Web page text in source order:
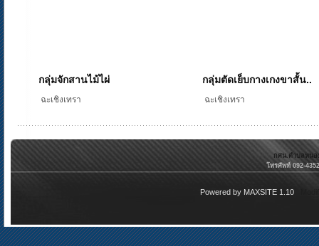
กลุ่มจักสานไม้ไผ่
ฉะเชิงเทรา
กลุ่มตัดเย็บกางเกงขาสั้น..
ฉะเชิงเทรา
กศน.ตำบลหนอ
โทรศัพท์ 092-
Powered by MAXSITE 1.10